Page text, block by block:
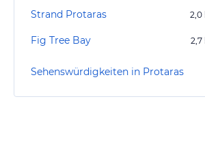
Strand Protaras 2,0
Fig Tree Bay 2,7
Sehenswürdigkeiten in Protaras